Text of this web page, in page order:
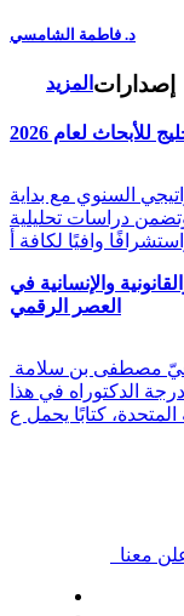
د. فاطمة الشامسي
المزيد إصدارات
للأبحاث لعام 2026
السنوي مع بداية
وتضمن دراسات تحليلية
وافيًا لكافة أ
والإنسانية في
العصر الرقمي
الدكتوراه في هذا
كتابًا يحمل ع
معنا